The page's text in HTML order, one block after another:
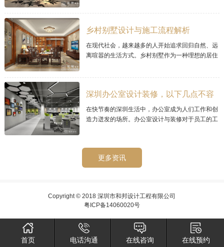
乡村别墅设计与施工流程解析
在现代社会，越来越多的人开始追求回归自然、远
离喧嚣的生活方式。乡村别墅作为一种理想的居住
深圳办公室设计装修，以下几点不容
忽视的
在快节奏的深圳生活中，办公室成为人们工作和创
造力迸发的场所。办公室设计与装修对于员工的工
更多资讯
Copyright © 2018 深圳市和邦设计工程有限公司
粤ICP备14060020号
首页 电话沟通 在线咨询 在线预约